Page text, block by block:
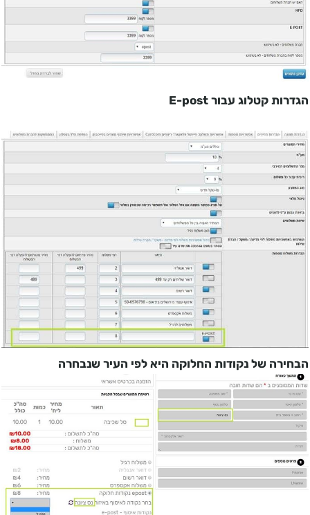
הגדרות קטלוג עבור E-post
הבחירה של נקודות החלוקה היא לפי העיר שנבחרה